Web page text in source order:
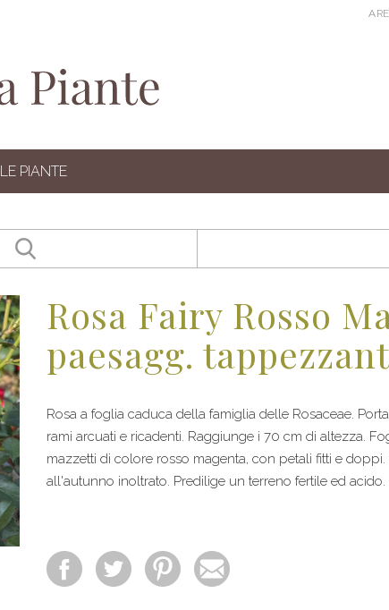
LE PIANTE
Rosa Fairy Rosso
paesagg.
Rosa a foglia caduca della famiglia delle Rosaceae.
rami arcuati e ricadenti. Raggiunge i 70 cm di altezza.
mazzetti di colore rosso magenta, con petali fitti e
all'autunno inoltrato. Predilige un terreno fertile ed acido.